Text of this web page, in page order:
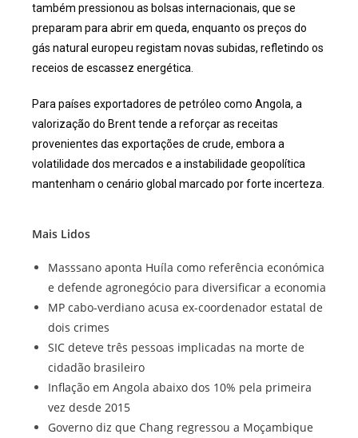
também pressionou as bolsas internacionais, que se
preparam para abrir em queda, enquanto os preços do
gás natural europeu registam novas subidas, refletindo os
receios de escassez energética.
Para países exportadores de petróleo como Angola, a
valorização do Brent tende a reforçar as receitas
provenientes das exportações de crude, embora a
volatilidade dos mercados e a instabilidade geopolítica
mantenham o cenário global marcado por forte incerteza.
Mais Lidos
Masssano aponta Huíla como referência económica
e defende agronegócio para diversificar a economia
MP cabo-verdiano acusa ex-coordenador estatal de
dois crimes
SIC deteve três pessoas implicadas na morte de
cidadão brasileiro
Inflação em Angola abaixo dos 10% pela primeira
vez desde 2015
Governo diz que Chang regressou a Moçambique